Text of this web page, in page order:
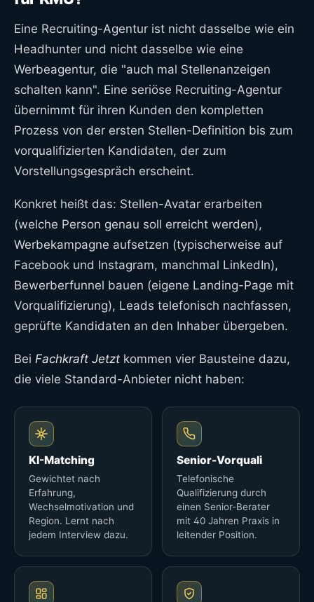
Eine Recruiting-Agentur ist nicht dasselbe wie ein
Headhunter und nicht dasselbe wie eine
Werbeagentur, die "auch mal Stellenanzeigen
schalten kann". Eine seriöse Recruiting-Agentur
übernimmt für ihren Kunden den kompletten
Prozess von der ersten Stellen-Definition bis zum
vorqualifizierten Kandidaten, der zum
Vorstellungsgespräch erscheint.
Konkret heißt das: Stellen-Avatar erarbeiten
(welche Person genau soll erreicht werden),
Werbekampagne aufsetzen (typischerweise auf
Facebook und Instagram, manchmal LinkedIn),
Bewerberfunnel bauen (eigene Landing-Page mit
Vorqualifizierung), Leads telefonisch nachfassen,
geprüfte Kandidaten an den Inhaber übergeben.
Bei Fachkraft Jetzt kommen vier Bausteine dazu,
die viele Standard-Anbieter nicht haben:
KI-Matching
Gewichtet nach
Erfahrung,
Wechselmotivation und
Region. Lernt nach
jedem Interview dazu.
Senior-Vorquali
Telefonische
Qualifizierung durch
einen Senior-Berater
mit 40 Jahren Praxis in
leitender Position.